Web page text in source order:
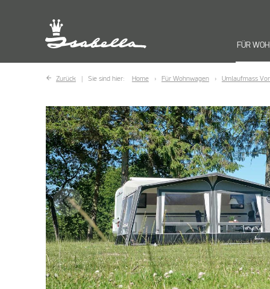
FÜR
Zurück Sie sind hier: Home Für Wohnwagen Umlaufmass